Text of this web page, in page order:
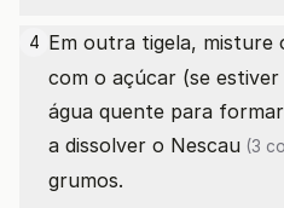
4 Em outra tigela, misture
com o açúcar (se
água quente para
a dissolver o Nescau (3
grumos.